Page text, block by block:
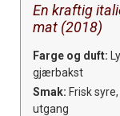
En kraftig
mat (2018)
Farge og duft:
gjærbakst
Smak: Frisk
utgang